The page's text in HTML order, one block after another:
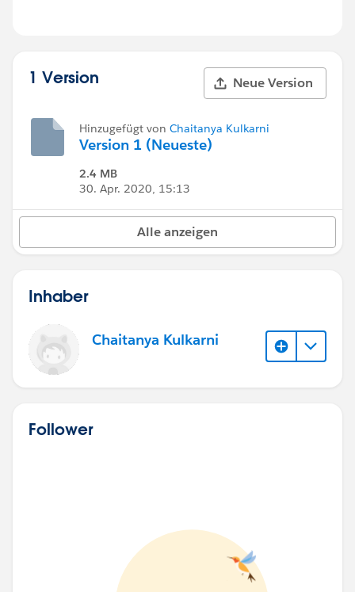
1 Version Neue Version
Hinzugefügt von Chaitanya Kulkarni
Version 1 (Neueste)
2.4 MB
30. Apr. 2020, 15:13
Alle anzeigen
Inhaber
Chaitanya Kulkarni
Follower